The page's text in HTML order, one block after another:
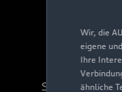
Wir, die
eigene
Ihre
ähnliche
Support